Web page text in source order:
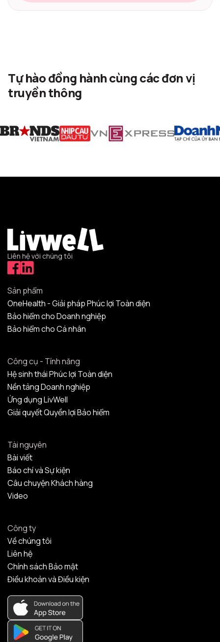
Tự hào đồng hành cùng các đơn vị
truyền thông
Liên hệ với chúng tôi
Sản phẩm
OneHealth - Giải pháp Phúc lợi Toàn diện
Bảo hiểm cho Doanh nghiệp
Bảo hiểm cho Cá nhân
Công cụ - Tính năng
Hệ sinh thái Phúc lợi Toàn diện
Nền tảng Doanh nghiệp
Ứng dụng LivWell
Giải quyết Quyền lợi Bảo hiểm
Tài nguyên
Bài viết
Báo chí và Sự kiện
Câu chuyện Khách hàng
Video
Công ty
Về chúng tôi
Liên hệ
Chính sách Bảo mật
Điều khoản và Điều kiện